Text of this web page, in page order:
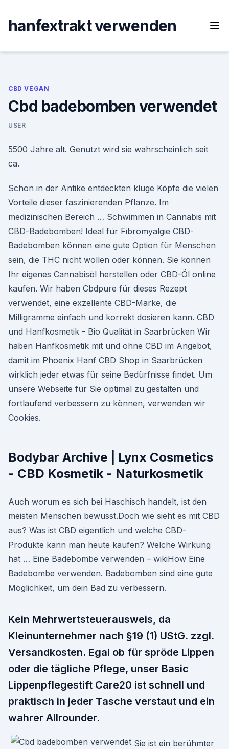
content
hanfextrakt verwenden
CBD VEGAN
Cbd badebomben verwendet
USER
5500 Jahre alt. Genutzt wird sie wahrscheinlich seit
ca.
Schon in der Antike entdeckten kluge Köpfe die vielen
Vorteile dieser faszinierenden Pflanze. Im
medizinischen Bereich … Schwimmen in Cannabis mit
CBD-Badebomben! Ideal für Fibromyalgie CBD-
Badebomben können eine gute Option für Menschen
sein, die THC nicht wollen oder können. Sie können
Ihr eigenes Cannabisöl herstellen oder CBD-Öl online
kaufen. Wir haben Cbdpure für dieses Rezept
verwendet, eine exzellente CBD-Marke, die
Milligramme einfach und korrekt dosieren kann. CBD
und Hanfkosmetik - Bio Qualität in Saarbrücken Wir
haben Hanfkosmetik mit und ohne CBD im Angebot,
damit im Phoenix Hanf CBD Shop in Saarbrücken
wirklich jeder etwas für seine Bedürfnisse findet. Um
unsere Webseite für Sie optimal zu gestalten und
fortlaufend verbessern zu können, verwenden wir
Cookies.
Bodybar Archive | Lynx Cosmetics
- CBD Kosmetik - Naturkosmetik
Auch worum es sich bei Haschisch handelt, ist den
meisten Menschen bewusst.Doch wie sieht es mit CBD
aus? Was ist CBD eigentlich und welche CBD-
Produkte kann man heute kaufen? Welche Wirkung
hat … Eine Badebombe verwenden – wikiHow Eine
Badebombe verwenden. Badebomben sind eine gute
Möglichkeit, um dein Bad zu verbessern.
Kein Mehrwertsteuerausweis, da
Kleinunternehmer nach §19 (1) UStG. zzgl.
Versandkosten. Egal ob für spröde Lippen
oder die tägliche Pflege, unser Basic
Lippenpflegestift Care20 ist schnell und
praktisch in jeder Tasche verstaut und ein
wahrer Allrounder.
Sie ist ein berühmter